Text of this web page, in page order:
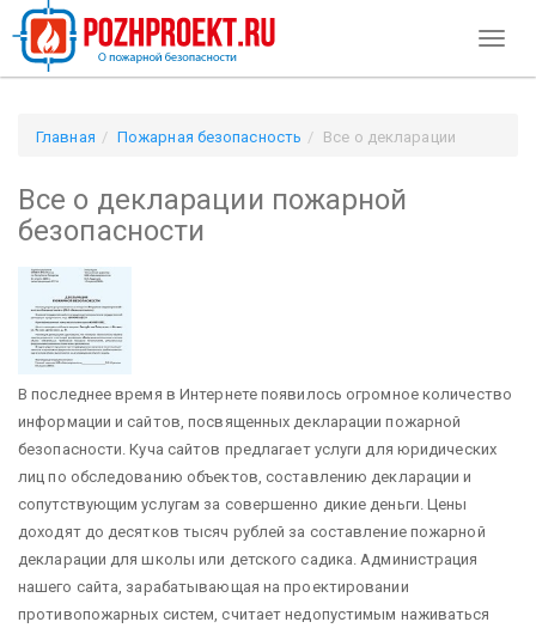
Главная Пожарная безопасность
Все о декларации
Все о декларации пожарной
безопасности
В последнее время в Интернете появилось огромное количество
информации и сайтов, посвященных декларации пожарной
безопасности. Куча сайтов предлагает услуги для юридических
лиц по обследованию объектов, составлению декларации и
сопутствующим услугам за совершенно дикие деньги. Цены
доходят до десятков тысяч рублей за составление пожарной
декларации для школы или детского садика. Администрация
нашего сайта, зарабатывающая на проектировании
противопожарных систем, считает недопустимым наживаться